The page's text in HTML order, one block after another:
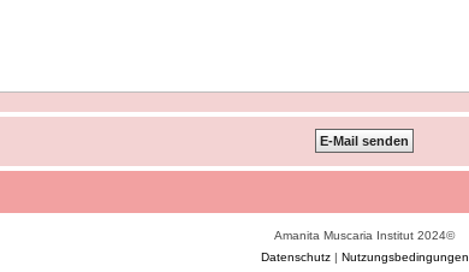
Amanita Muscaria Institut 2024©
Datenschutz| Nutzungsbedingungen